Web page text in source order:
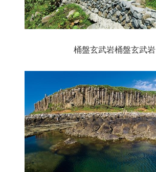
桶盤玄武岩桶盤玄武岩